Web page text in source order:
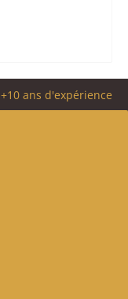
+10 ans d'expérience